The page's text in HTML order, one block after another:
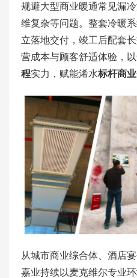
规避大型商业暖通常见漏
维复杂等问题。整套冷暖
立落地交付，竣工后配套
营成本与顾客舒适体验，以
程实力，赋能浠水标杆商业
从城市商业综合体、酒店
嘉业持续以麦克维尔专业